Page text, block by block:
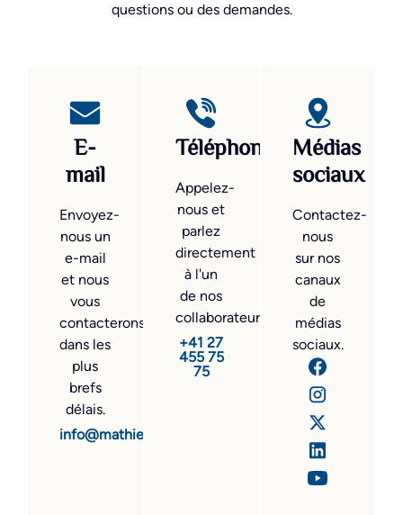
questions ou des demandes.
E-
mail
Envoyez-
nous un
e-mail
et nous
vous
contacterons
dans les
plus
brefs
délais.
info@mathier.com
Téléphone
Appelez-
nous et
parlez
directement
à l'un
de nos
collaborateurs.
+41 27
455 75
75
Médias
sociaux
Contactez-
nous
sur nos
canaux
de
médias
sociaux.